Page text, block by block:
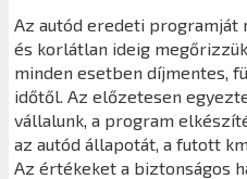
Az autód eredeti programját
és korlátlan ideig
minden esetben díjmentes,
időtől. Az előzetesen
vállalunk, a program
az autód állapotát, a futott
Az értékeket a biztonságos